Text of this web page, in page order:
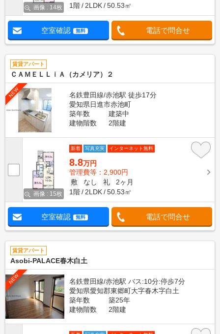
画像 : 14枚
1階
2LDK 50.53㎡
空室確認 無料 電話で問合せ
賃貸アパート
ＣＡＭＥＬＬｉＡ（カメリア）２
NEW
名鉄豊田線/赤池駅 徒歩17分
愛知県日進市赤池町
築年数
建築中
建物階数
2階建
画像 : 15枚
新着 写真充実 インターネット無料
8.8万円
管理費等：2,900円
敷
なし 礼
2ヶ月
1階
2LDK 50.53㎡
空室確認 無料 電話で問合せ
賃貸アパート
Asobi-PALACE春木白土
NEW
名鉄豊田線/赤池駅 バス:10分:停歩7分
愛知県愛知郡東郷町大字春木字白土
築年数
築25年
建物階数
2階建